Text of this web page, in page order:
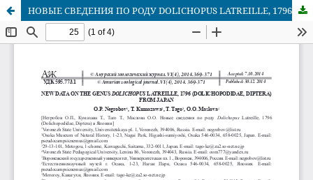
НОВЫЕ СВЕДЕНИЯ ПО РОДУ DOLICHOPUS LATREILLE, 1796 (DOLICHOPODIDAE, DIPTERA) В ЯПОНИИ